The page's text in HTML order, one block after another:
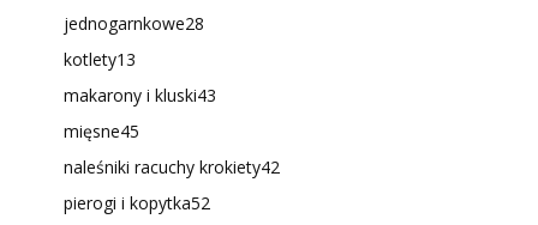
jednogarnkowe28
kotlety13
makarony i kluski43
mięsne45
naleśniki racuchy krokiety42
pierogi i kopytka52